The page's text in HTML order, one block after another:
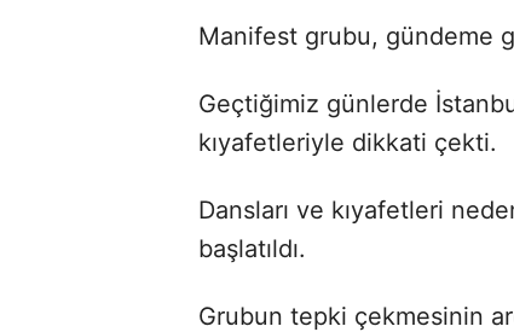
Manifest grubu, gündeme
Geçtiğimiz günlerde
kıyafetleriyle dikkati çekti.
Dansları ve kıyafetleri
başlatıldı.
Grubun tepki çekmesinin